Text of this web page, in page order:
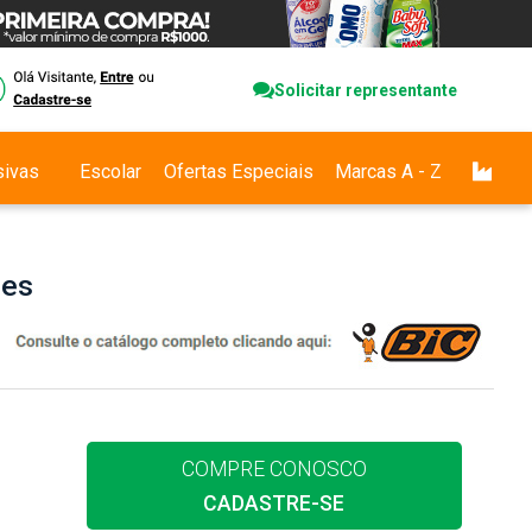
Solicitar representante
Escolar Ofertas Especiais Marcas A - Z
COMPRE CONOSCO
CADASTRE-SE